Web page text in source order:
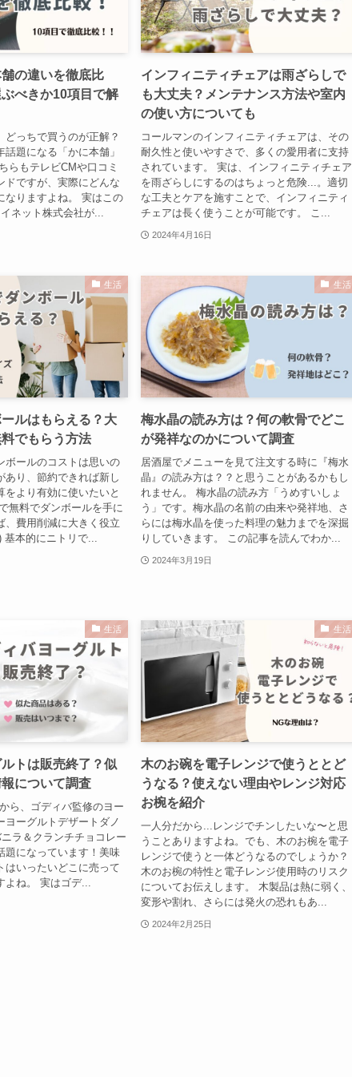
の違いを徹底比
べきか10項目で解
どっちで買うのが正解？
題になる「かに本舗」
らもテレビCMや口コミ
ドですが、実際にどんな
なりますよね。 実はこの
ネット株式会社が...
インフィニティチェアは雨ざらしで
も大丈夫？メンテナンス方法や室内
の使い方についても
コールマンのインフィニティチェアは、その
耐久性と使いやすさで、多くの愛用者に支持
されています。 実は、インフィニティチェア
を雨ざらしにするのはちょっと危険...。適切
な工夫とケアを施すことで、インフィニティ
チェアは長く使うことが可能です。 こ...
2024年4月16日
生活
ルはもらえる？大
でもらう方法
ボールのコストは思いの
あり、節約できれば新し
をより有効に使いたいと
無料でダンボールを手に
、費用削減に大きく役立
本的にニトリで...
生活
梅水晶の読み方は？何の軟骨でどこ
が発祥なのかについて調査
居酒屋でメニューを見て注文する時に『梅水
晶』の読み方は？？と思うことがあるかもし
れません。 梅水晶の読み方「うめすいしょ
う」です。梅水晶の名前の由来や発祥地、さ
らには梅水晶を使った料理の魅力までを深掘
りしていきます。 この記事を読んでわか...
2024年3月19日
生活
トは販売終了？似
について調査
ら、ゴディバ監修のヨー
ヨーグルトデザートダノ
ラ＆クランチチョコレー
題になっています！美味
はいったいどこに売って
ね。 実はゴデ...
生活
木のお碗を電子レンジで使うととど
うなる？使えない理由やレンジ対応
お椀を紹介
一人分だから...レンジでチンしたいな〜と思
うことありますよね。でも、木のお椀を電子
レンジで使うと一体どうなるのでしょうか？
木のお椀の特性と電子レンジ使用時のリスク
についてお伝えします。 木製品は熱に弱く、
変形や割れ、さらには発火の恐れもあ...
2024年2月25日